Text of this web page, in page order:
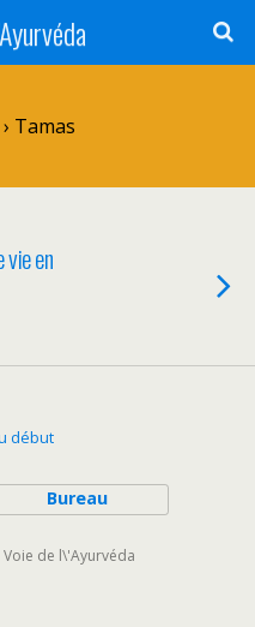
Tamas
en
début
Bureau
de l\'Ayurvéda